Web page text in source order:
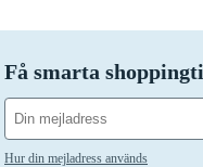
Få smarta
Hur din mejladress används